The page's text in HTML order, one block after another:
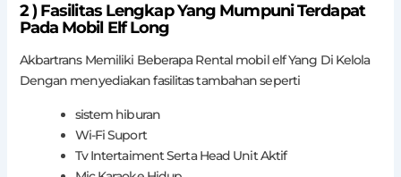
2 ) Fasilitas Lengkap Yang Mumpuni Terdapat
Pada Mobil Elf Long
Akbartrans Memiliki Beberapa Rental mobil elf Yang Di Kelola
Dengan menyediakan fasilitas tambahan seperti
sistem hiburan
Wi-Fi Suport
Tv Intertaiment Serta Head Unit Aktif